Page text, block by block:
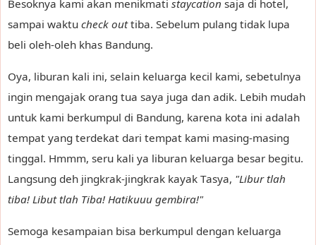
Besoknya kami akan menikmati staycation saja di hotel,
sampai waktu check outtiba. Sebelum pulang tidak lupa
beli oleh-oleh khas Bandung.
Oya, liburan kali ini, selain keluarga kecil kami, sebetulnya
ingin mengajak orang tua saya juga dan adik. Lebih mudah
untuk kami berkumpul di Bandung, karena kota ini adalah
tempat yang terdekat dari tempat kami masing-masing
tinggal. Hmmm, seru kali ya liburan keluarga besar begitu.
Langsung deh jingkrak-jingkrak kayak Tasya, "Libur tlah
tiba! Libut tlah Tiba! Hatikuuu gembira!"
Semoga kesampaian bisa berkumpul dengan keluarga